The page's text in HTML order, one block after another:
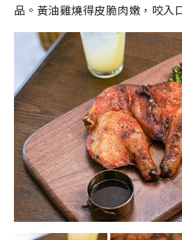
品。黃油雞燒得皮脆肉嫩，咬入